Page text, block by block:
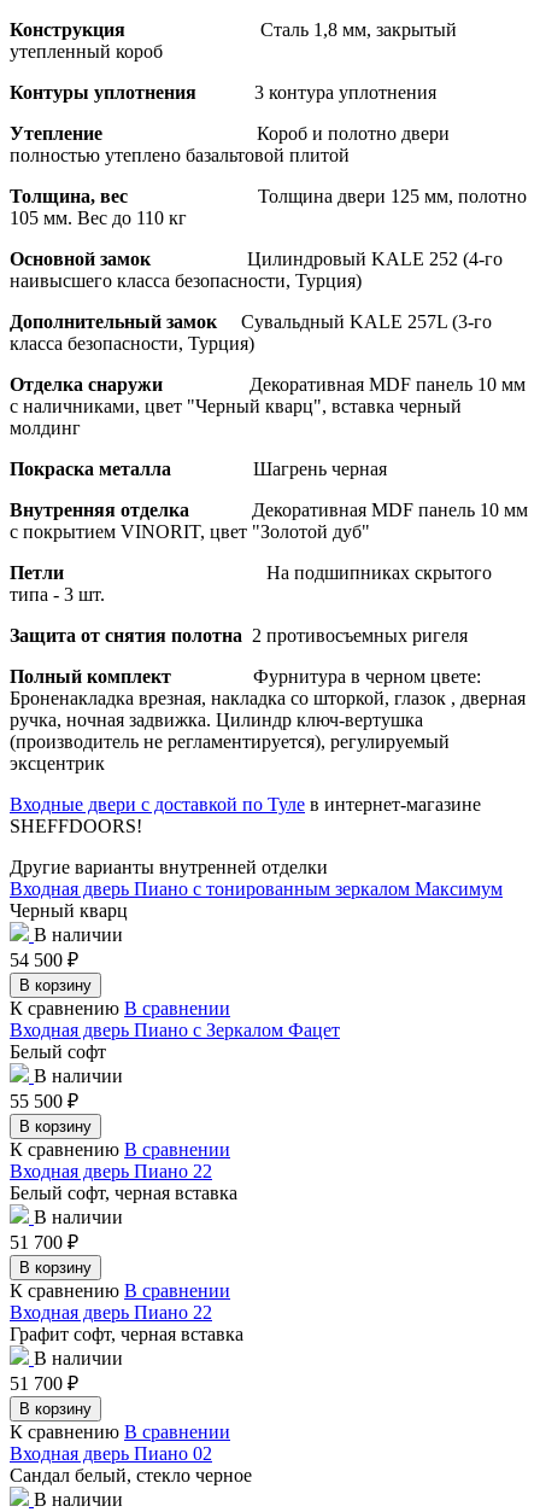
Конструкция Сталь 1,8 мм, закрытый
утепленный короб
Контуры уплотнения 3 контура уплотнения
Утепление Короб и полотно двери
полностью утеплено базальтовой плитой
Толщина, вес Толщина двери 125 мм, полотно
105 мм. Вес до 110 кг
Основной замок Цилиндровый KALE 252 (4-го
наивысшего класса безопасности, Турция)
Дополнительный замок Сувальдный KALE 257L (3-го
класса безопасности, Турция)
Отделка снаружи Декоративная MDF панель 10 мм
с наличниками, цвет "Черный кварц", вставка черный
молдинг
Покраска металла Шагрень черная
Внутренняя отделка Декоративная MDF панель 10 мм
с покрытием VINORIT, цвет "Золотой дуб"
Петли На подшипниках скрытого
типа - 3 шт.
Защита от снятия полотна 2 противосъемных ригеля
Полный комплект Фурнитура в черном цвете:
Броненакладка врезная, накладка со шторкой, глазок , дверная
ручка, ночная задвижка. Цилиндр ключ-вертушка
(производитель не регламентируется), регулируемый
эксцентрик
Входные двери с доставкой по Туле в интернет-магазине
SHEFFDOORS!
Другие варианты внутренней отделки
Входная дверь Пиано с тонированным зеркалом Максимум
Черный кварц
В наличии
54 500 ₽
В корзину
К сравнению В сравнении
Входная дверь Пиано с Зеркалом Фацет
Белый софт
В наличии
55 500 ₽
В корзину
К сравнению В сравнении
Входная дверь Пиано 22
Белый софт, черная вставка
В наличии
51 700 ₽
В корзину
К сравнению В сравнении
Входная дверь Пиано 22
Графит софт, черная вставка
В наличии
51 700 ₽
В корзину
К сравнению В сравнении
Входная дверь Пиано 02
Сандал белый, стекло черное
В наличии